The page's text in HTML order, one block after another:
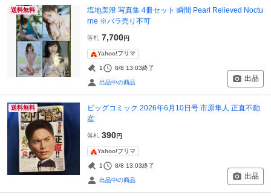
送料無料
塩地美澄 写真集 4冊セット 瞬間 Pearl Relieved Noctu
rne ※バラ売り不可
落札 7,700円
Yahoo!フリマ
1 8/8 13:03終了
出品中の商品 出品
送料無料
ビッグコミック 2026年6月10日号 市原隼人 正直不動
産
落札 390円
Yahoo!フリマ
1 8/8 13:03終了
出品中の商品 出品